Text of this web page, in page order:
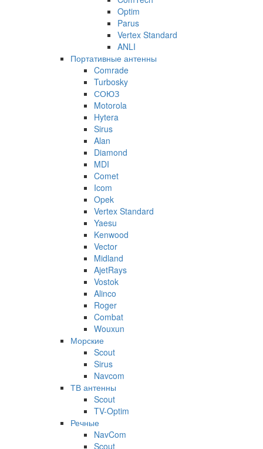
Optim
Parus
Vertex Standard
ANLI
Портативные антенны
Comrade
Turbosky
СОЮЗ
Motorola
Hytera
Sirus
Alan
Diamond
MDI
Comet
Icom
Opek
Vertex Standard
Yaesu
Kenwood
Vector
Midland
AjetRays
Vostok
Alinco
Roger
Combat
Wouxun
Морские
Scout
Sirus
Navcom
ТВ антенны
Scout
TV-Optim
Речные
NavCom
Scout